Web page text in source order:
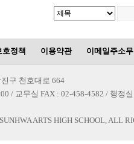
호정책 이용약관 이메일주소
구 천호대로 664
/ 교무실 FAX : 02-458-4582 / 행정
ARTS HIGH SCHOOL, ALL